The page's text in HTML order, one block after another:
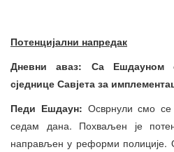
Потенцијални напредак
Дневни аваз: Са Ешдауном
сједнице Савјета за
Педи Ешдаун: Осврнули смо
седам дана. Похваљен је
направљен у реформи полиције.